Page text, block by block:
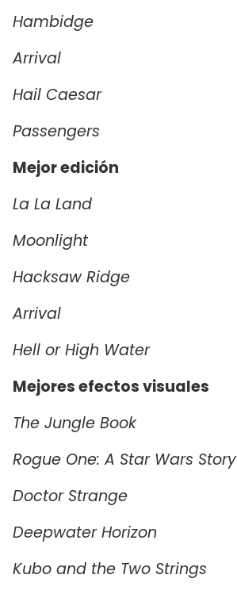
Hambidge
Arrival
Hail Caesar
Passengers
Mejor edición
La La Land
Moonlight
Hacksaw Ridge
Arrival
Hell or High Water
Mejores efectos visuales
The Jungle Book
Rogue One: A Star Wars Story
Doctor Strange
Deepwater Horizon
Kubo and the Two Strings